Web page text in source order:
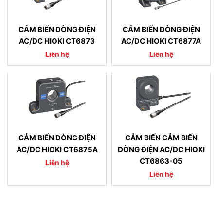
CẢM BIẾN DÒNG ĐIỆN
AC/DC HIOKI CT6873
Liên hệ
CẢM BIẾN DÒNG ĐIỆN
AC/DC HIOKI CT6877A
Liên hệ
CẢM BIẾN DÒNG ĐIỆN
AC/DC HIOKI CT6875A
Liên hệ
CẢM BIẾN CẢM BIẾN
DÒNG ĐIỆN AC/DC HIOKI
CT6863-05
Liên hệ